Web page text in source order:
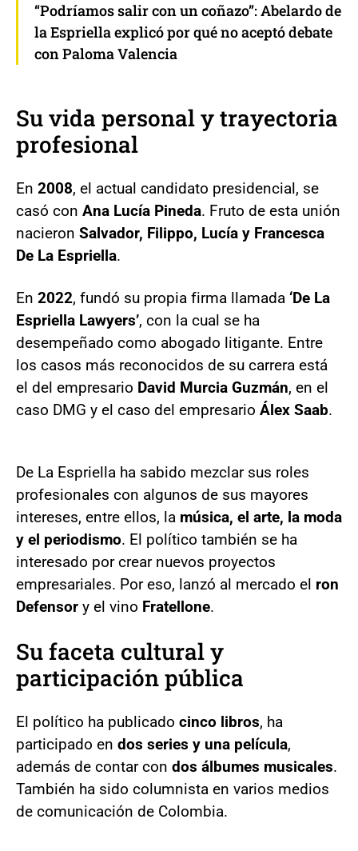
“Podríamos salir con un coñazo”: Abelardo de
la Espriella explicó por qué no aceptó debate
con Paloma Valencia
Su vida personal y trayectoria
profesional
En 2008, el actual candidato presidencial, se
casó con Ana Lucía Pineda. Fruto de esta unión
nacieron Salvador, Filippo, Lucía y Francesca
De La Espriella.
En 2022, fundó su propia firma llamada ‘De La
Espriella Lawyers’, con la cual se ha
desempeñado como abogado litigante. Entre
los casos más reconocidos de su carrera está
el del empresario David Murcia Guzmán, en el
caso DMG y el caso del empresario Álex Saab.
De La Espriella ha sabido mezclar sus roles
profesionales con algunos de sus mayores
intereses, entre ellos, la música, el arte, la moda
y el periodismo. El político también se ha
interesado por crear nuevos proyectos
empresariales. Por eso, lanzó al mercado el ron
Defensor y el vino Fratellone.
Su faceta cultural y
participación pública
El político ha publicado cinco libros, ha
participado en dos series y una película,
además de contar con dos álbumes musicales.
También ha sido columnista en varios medios
de comunicación de Colombia.